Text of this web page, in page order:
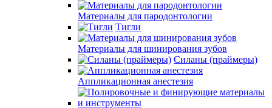
Материалы для пародонтологии
Тигли
Материалы для шинирования зубов
Силаны (праймеры)
Аппликационная анестезия